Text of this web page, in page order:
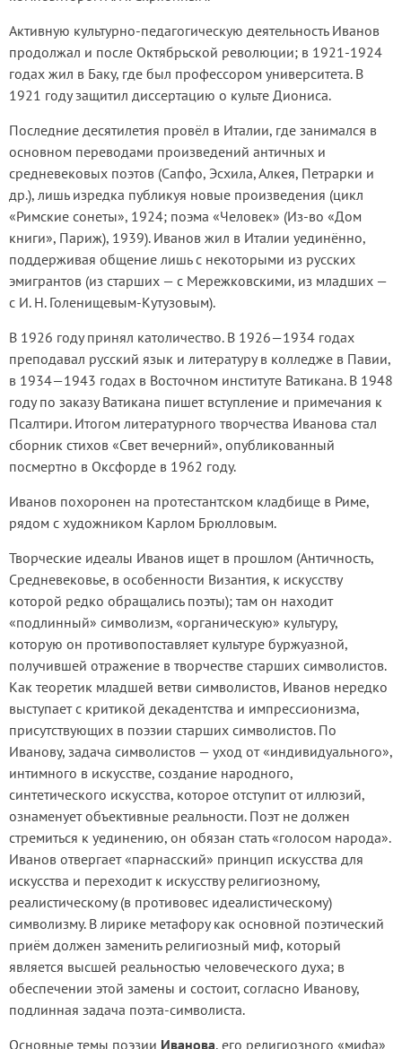
Активную культурно-педагогическую деятельность Иванов
продолжал и после Октябрьской революции; в 1921-1924
годах жил в Баку, где был профессором университета. В
1921 году защитил диссертацию о культе Диониса.
Последние десятилетия провёл в Италии, где занимался в
основном переводами произведений античных и
средневековых поэтов (Сапфо, Эсхила, Алкея, Петрарки и
др.), лишь изредка публикуя новые произведения (цикл
«Римские сонеты», 1924; поэма «Человек» (Из-во «Дом
книги», Париж), 1939). Иванов жил в Италии уединённо,
поддерживая общение лишь с некоторыми из русских
эмигрантов (из старших — с Мережковскими, из младших —
с И. Н. Голенищевым-Кутузовым).
В 1926 году принял католичество. В 1926—1934 годах
преподавал русский язык и литературу в колледже в Павии,
в 1934—1943 годах в Восточном институте Ватикана. В 1948
году по заказу Ватикана пишет вступление и примечания к
Псалтири. Итогом литературного творчества Иванова стал
сборник стихов «Свет вечерний», опубликованный
посмертно в Оксфорде в 1962 году.
Иванов похоронен на протестантском кладбище в Риме,
рядом с художником Карлом Брюлловым.
Творческие идеалы Иванов ищет в прошлом (Античность,
Средневековье, в особенности Византия, к искусству
которой редко обращались поэты); там он находит
«подлинный» символизм, «органическую» культуру,
которую он противопоставляет культуре буржуазной,
получившей отражение в творчестве старших символистов.
Как теоретик младшей ветви символистов, Иванов нередко
выступает с критикой декадентства и импрессионизма,
присутствующих в поэзии старших символистов. По
Иванову, задача символистов — уход от «индивидуального»,
интимного в искусстве, создание народного,
синтетического искусства, которое отступит от иллюзий,
ознаменует объективные реальности. Поэт не должен
стремиться к уединению, он обязан стать «голосом народа».
Иванов отвергает «парнасский» принцип искусства для
искусства и переходит к искусству религиозному,
реалистическому (в противовес идеалистическому)
символизму. В лирике метафору как основной поэтический
приём должен заменить религиозный миф, который
является высшей реальностью человеческого духа; в
обеспечении этой замены и состоит, согласно Иванову,
подлинная задача поэта-символиста.
Основные темы поэзии Иванова, его религиозного «мифа»